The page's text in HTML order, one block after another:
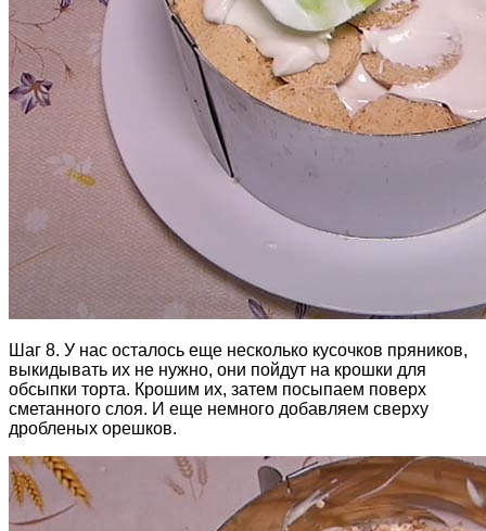
Шаг 8. У нас осталось еще несколько кусочков пряников,
выкидывать их не нужно, они пойдут на крошки для
обсыпки торта. Крошим их, затем посыпаем поверх
сметанного слоя. И еще немного добавляем сверху
дробленых орешков.